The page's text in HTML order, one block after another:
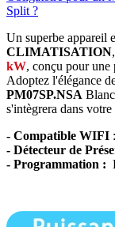
Split ?
Un superbe appareil
CLIMATISATION
kW, conçu pour une
Adoptez l'élégance
PM07SP.NSA
s'intègrera dans votre
- Compatible WIFI
- Détecteur de
- Programmation :